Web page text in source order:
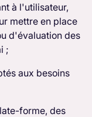
à l'utilisateur,
mettre en place
d'évaluation des
;
aux besoins
forme, des